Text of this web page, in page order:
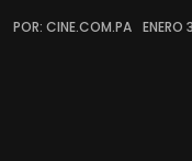
POR: CINE.COM.PA ENERO